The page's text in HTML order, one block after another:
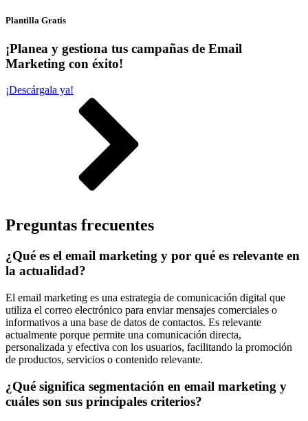
Plantilla Gratis
¡Planea y gestiona tus campañas de Email
Marketing con éxito!
¡Descárgala ya!
Preguntas frecuentes
¿Qué es el email marketing y por qué es relevante en
la actualidad?
El email marketing es una estrategia de comunicación digital que
utiliza el correo electrónico para enviar mensajes comerciales o
informativos a una base de datos de contactos. Es relevante
actualmente porque permite una comunicación directa,
personalizada y efectiva con los usuarios, facilitando la promoción
de productos, servicios o contenido relevante.
¿Qué significa segmentación en email marketing y
cuáles son sus principales criterios?